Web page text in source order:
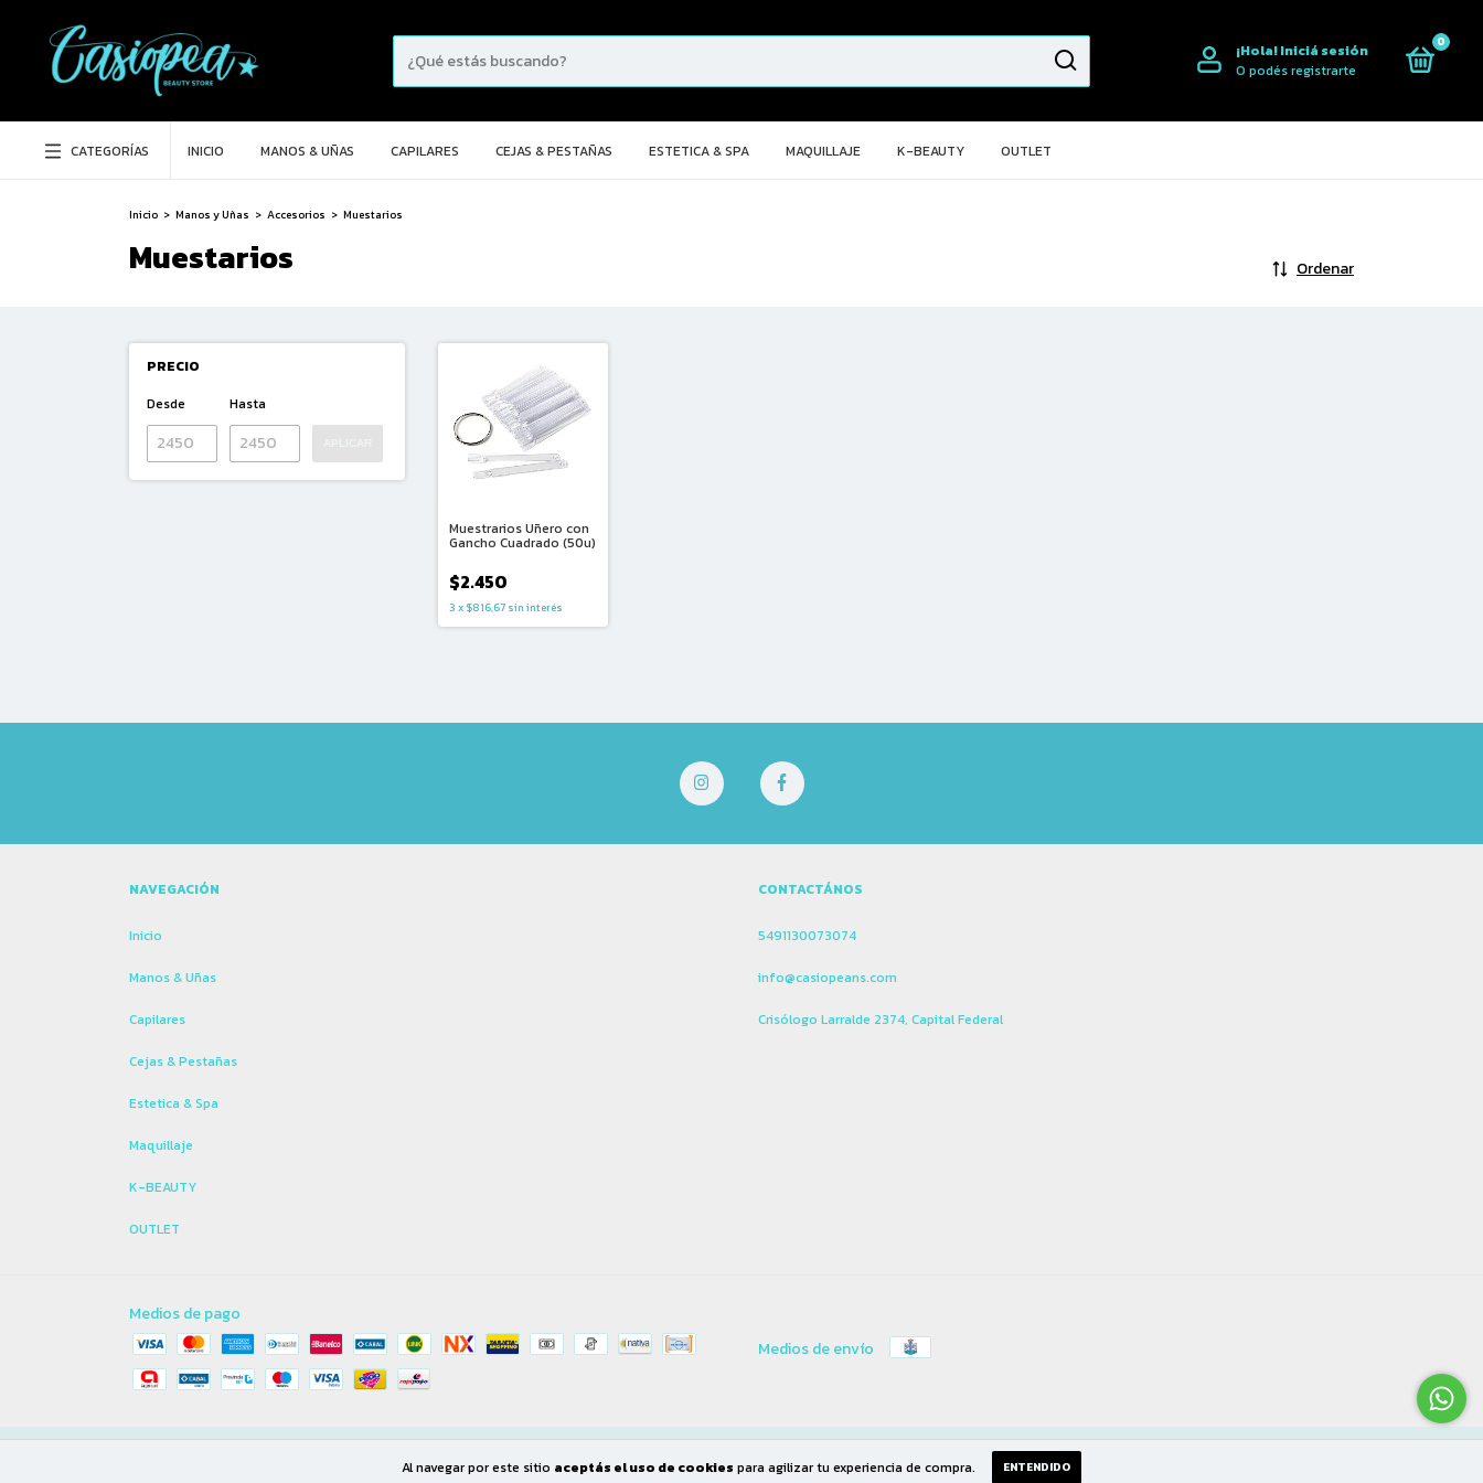
¡Hola!Iniciá sesión
O podés registrarte
0
CATEGORÍAS INICIO MANOS & UÑAS CAPILARES CEJAS & PESTAÑAS ESTETICA & SPA MAQUILLAJE K-BEAUTY OUTLET
Al navegar por este sitio aceptás el uso de cookies para agilizar tu experiencia de compra. ENTENDIDO
Inicio > Manos y Uñas > Accesorios > Muestarios
Muestarios Ordenar
PRECIO
Desde
Hasta
Muestrarios Uñero con
Gancho Cuadrado (50u)
$2.450
3 x $816,67 sin interés
NAVEGACIÓN
Inicio
Manos & Uñas
Capilares
Cejas & Pestañas
Estetica & Spa
Maquillaje
K-BEAUTY
OUTLET
CONTACTÁNOS
5491130073074
info@casiopeans.com
Crisólogo Larralde 2374, Capital Federal
Medios de pago
Medios de envío
Botón de arrepentimiento